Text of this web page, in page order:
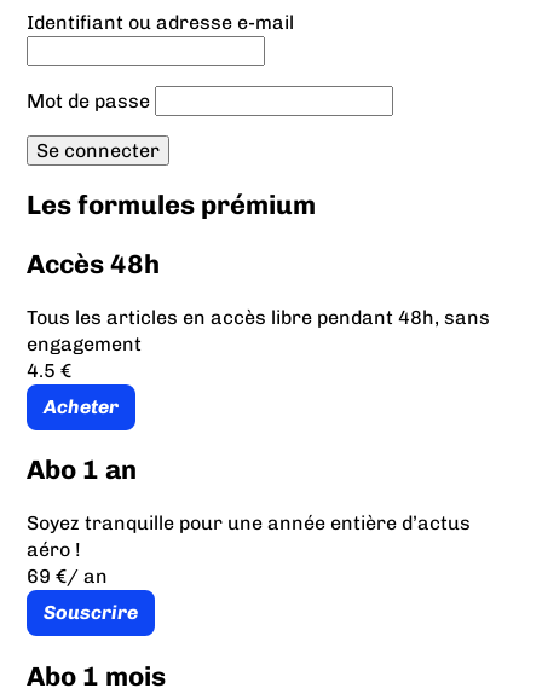
Identifiant ou adresse e-mail
Mot de passe
Les formules prémium
Accès 48h
Tous les articles en accès libre pendant 48h, sans
engagement
4.5 €
Acheter
Abo 1 an
Soyez tranquille pour une année entière d’actus
aéro !
69 €/ an
Souscrire
Abo 1 mois